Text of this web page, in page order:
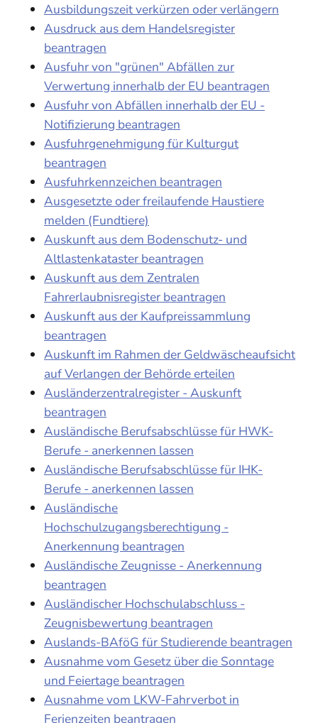
Ausbildungszeit verkürzen oder verlängern
Ausdruck aus dem Handelsregister
beantragen
Ausfuhr von "grünen" Abfällen zur
Verwertung innerhalb der EU beantragen
Ausfuhr von Abfällen innerhalb der EU -
Notifizierung beantragen
Ausfuhrgenehmigung für Kulturgut
beantragen
Ausfuhrkennzeichen beantragen
Ausgesetzte oder freilaufende Haustiere
melden (Fundtiere)
Auskunft aus dem Bodenschutz- und
Altlastenkataster beantragen
Auskunft aus dem Zentralen
Fahrerlaubnisregister beantragen
Auskunft aus der Kaufpreissammlung
beantragen
Auskunft im Rahmen der Geldwäscheaufsicht
auf Verlangen der Behörde erteilen
Ausländerzentralregister - Auskunft
beantragen
Ausländische Berufsabschlüsse für HWK-
Berufe - anerkennen lassen
Ausländische Berufsabschlüsse für IHK-
Berufe - anerkennen lassen
Ausländische
Hochschulzugangsberechtigung -
Anerkennung beantragen
Ausländische Zeugnisse - Anerkennung
beantragen
Ausländischer Hochschulabschluss -
Zeugnisbewertung beantragen
Auslands-BAföG für Studierende beantragen
Ausnahme vom Gesetz über die Sonntage
und Feiertage beantragen
Ausnahme vom LKW-Fahrverbot in
Ferienzeiten beantragen